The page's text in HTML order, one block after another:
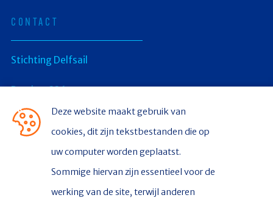
CONTACT
Stichting Delfsail
Postbus 336
9930 AH Delfzijl
CONTACT
Deze website maakt gebruik van
cookies, dit zijn tekstbestanden die op
uw computer worden geplaatst.
Sommige hiervan zijn essentieel voor de
werking van de site, terwijl anderen